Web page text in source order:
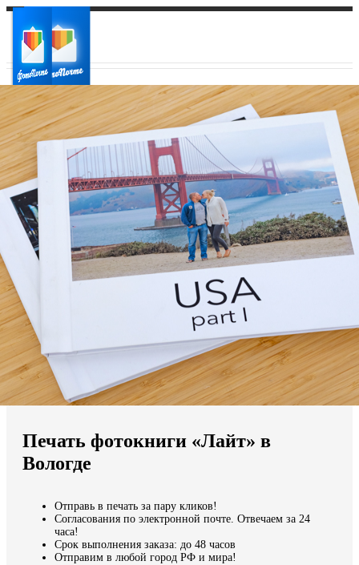
Ваш город:
Ваш регион доставки
Выберите из списка:
Мы доставляем по всему миру
Продолжить без города
Печать фотокниги «Лайт» в
Вологде
Отправь в печать за пару кликов!
Согласования по электронной почте. Отвечаем за 24
часа!
Срок выполнения заказа: до 48 часов
Отправим в любой город РФ и мира!